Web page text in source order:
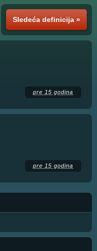
Sledeća definicija »
pre 15 godina
pre 15 godina